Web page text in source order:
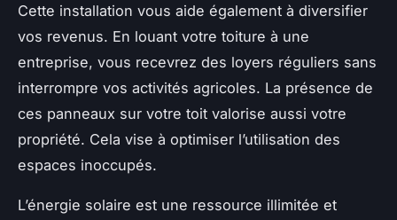
Cette installation vous aide également à diversifier
vos revenus. En louant votre toiture à une
entreprise, vous recevrez des loyers réguliers sans
interrompre vos activités agricoles. La présence de
ces panneaux sur votre toit valorise aussi votre
propriété. Cela vise à optimiser l’utilisation des
espaces inoccupés.
L’énergie solaire est une ressource illimitée et